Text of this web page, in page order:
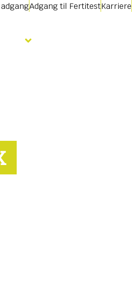
adgangAdgang til FertitestKarriere